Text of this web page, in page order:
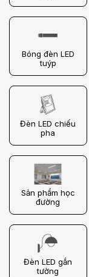
Bóng đèn LED
tuýp
Đèn LED chiếu
pha
Sản phẩm học
đường
Đèn LED gắn
tường